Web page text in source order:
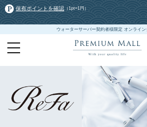
保有ポイントを確認 （1pt=1円）
ウォーターサーバー契約者様限定 オンライン